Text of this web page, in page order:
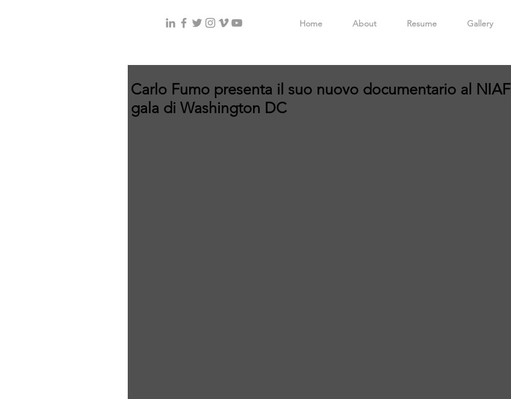
Home About Resume Gallery
Carlo Fumo presenta il suo nuovo documentario al NIAF
gala di Washington DC